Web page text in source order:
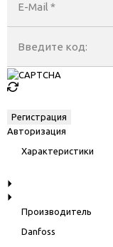
E-Mail *
Введите код:
Авторизация
Характеристики
Производитель
Danfoss